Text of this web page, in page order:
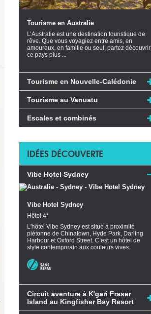
Tourisme en Australie
L’Australie est une destination touristique de
rêve. Que vous voyagiez entre amis, en
amoureux, en famille ou seul, partez découvrir
ce pays plus ...
Tourisme en Nouvelle-Calédonie
Tourisme au Vanuatu
Escales et combinés
IDÉES DÉCOUVERTE
Vibe Hotel Sydney
Vibe Hotel Sydney
Hôtel 4*
L'hôtel Vibe Sydney est situé à proximité
piétonne de Chinatown, Hyde Park, Darling
Harbour et Oxford Street. C’est un hôtel de
style contemporain aux couleurs vives.
Circuit aventure à K'gari Fraser
Island au Kingfisher Bay Resort